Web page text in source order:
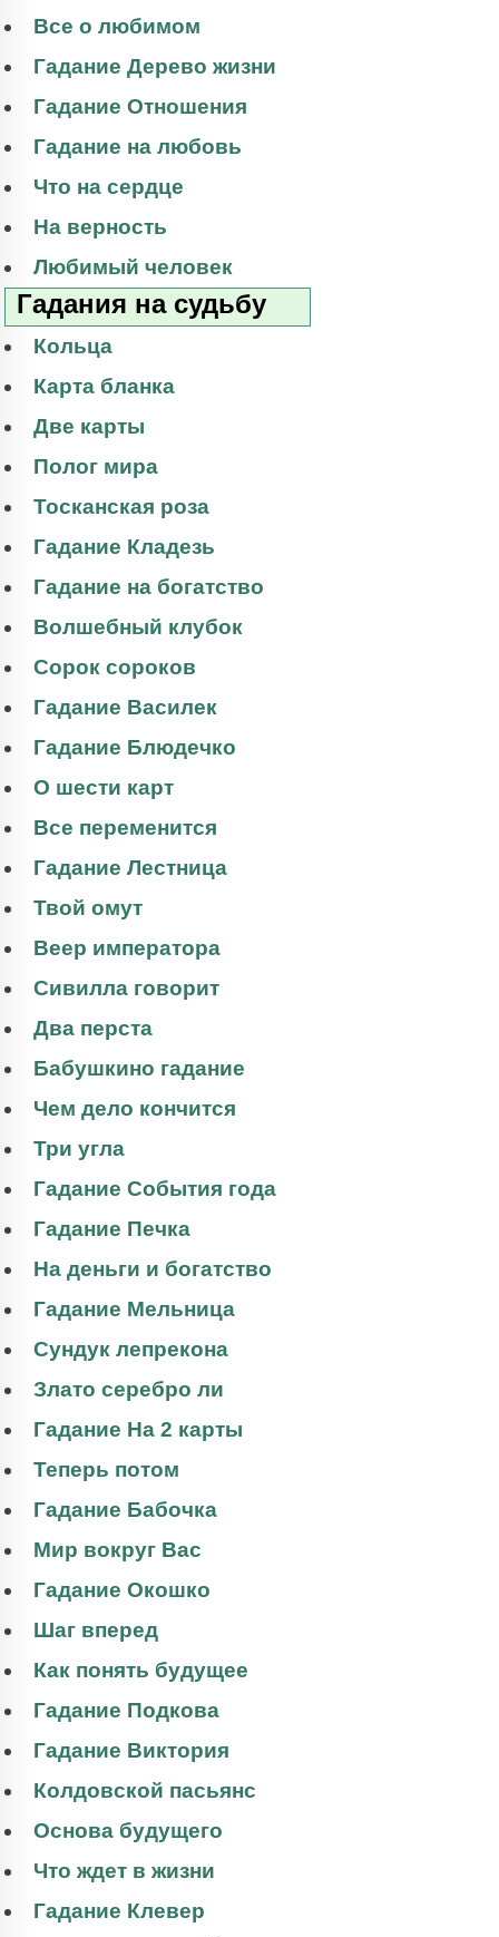
Все о любимом
Гадание Дерево жизни
Гадание Отношения
Гадание на любовь
Что на сердце
На верность
Любимый человек
Гадания на судьбу
Кольца
Карта бланка
Две карты
Полог мира
Тосканская роза
Гадание Кладезь
Гадание на богатство
Волшебный клубок
Сорок сороков
Гадание Василек
Гадание Блюдечко
О шести карт
Все переменится
Гадание Лестница
Твой омут
Веер императора
Сивилла говорит
Два перста
Бабушкино гадание
Чем дело кончится
Три угла
Гадание События года
Гадание Печка
На деньги и богатство
Гадание Мельница
Сундук лепрекона
Злато серебро ли
Гадание На 2 карты
Теперь потом
Гадание Бабочка
Мир вокруг Вас
Гадание Окошко
Шаг вперед
Как понять будущее
Гадание Подкова
Гадание Виктория
Колдовской пасьянс
Основа будущего
Что ждет в жизни
Гадание Клевер